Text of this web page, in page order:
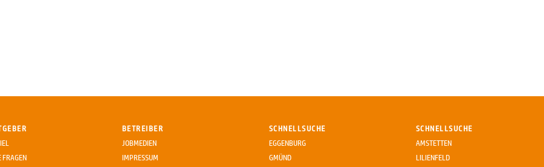
FRAGEN
BETREIBER
JOBMEDIEN
IMPRESSUM
SCHNELLSUCHE
EGGENBURG
GMÜND
SCHNELLSUCHE
AMSTETTEN
LILIENFELD